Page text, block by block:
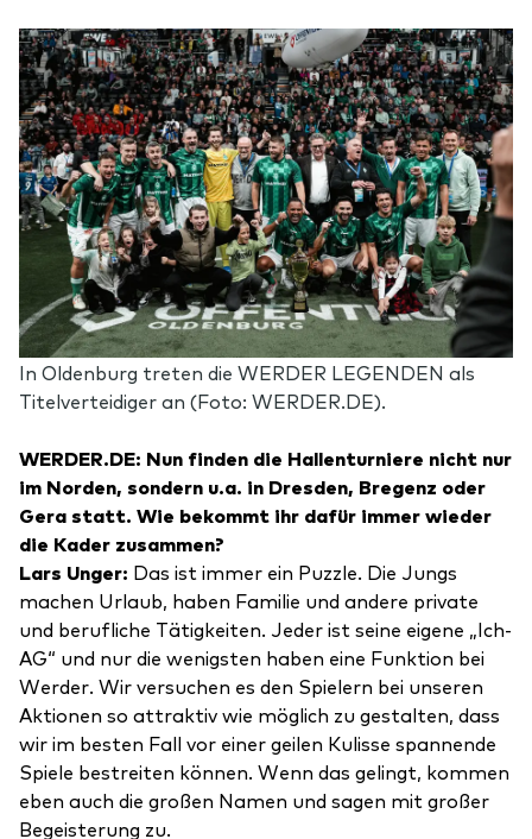
In Oldenburg treten die WERDER LEGENDEN als
Titelverteidiger an (Foto: WERDER.DE).
WERDER.DE: Nun finden die Hallenturniere nicht nur
im Norden, sondern u.a. in Dresden, Bregenz oder
Gera statt. Wie bekommt ihr dafür immer wieder
die Kader zusammen?
Lars Unger: Das ist immer ein Puzzle. Die Jungs
machen Urlaub, haben Familie und andere private
und berufliche Tätigkeiten. Jeder ist seine eigene „Ich-
AG“ und nur die wenigsten haben eine Funktion bei
Werder. Wir versuchen es den Spielern bei unseren
Aktionen so attraktiv wie möglich zu gestalten, dass
wir im besten Fall vor einer geilen Kulisse spannende
Spiele bestreiten können. Wenn das gelingt, kommen
eben auch die großen Namen und sagen mit großer
Begeisterung zu.